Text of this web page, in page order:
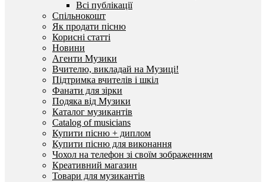
Всі публікації
Спільнокошт
Як продати пісню
Корисні статті
Новини
Агенти Музики
Вчителю, викладай на Музиці!
Підтримка вчителів і шкіл
Фанати для зірки
Подяка від Музики
Каталог музикантів
Catalog of musicians
Купити пісню + диплом
Купити пісню для виконання
Чохол на телефон зі своїм зображенням
Креативний магазин
Товари для музикантів